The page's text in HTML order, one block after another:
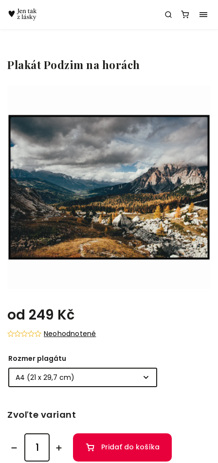
Plakát Podzim na horách
od 249 Kč
Neohodnotené
Rozmer plagátu
Zvoľte variant
Pridať do košíka